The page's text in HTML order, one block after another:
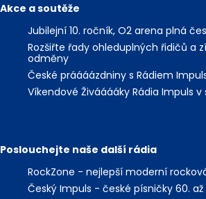
Akce a soutěže
Jubilejní 10. ročník, O2 arena plná
Rozšiřte řady ohleduplných řidičů a
odměny
České práááázdniny s Rádiem
Víkendové Živááááky Rádia Impuls v
Poslouchejte naše další rádia
RockZone - nejlepší moderní
Český Impuls - české písničky 60. až